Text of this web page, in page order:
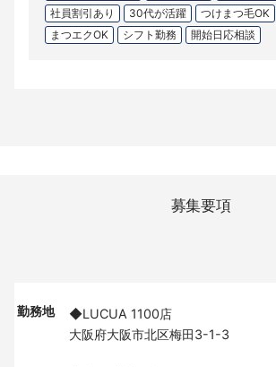
社員割引あり
30代が活躍 つけまつ毛OK
まつエクOK
シフト勤務 開始日応相談
募集要項
勤務地
◆LUCUA 1100店
大阪府大阪市北区梅田3-1-3